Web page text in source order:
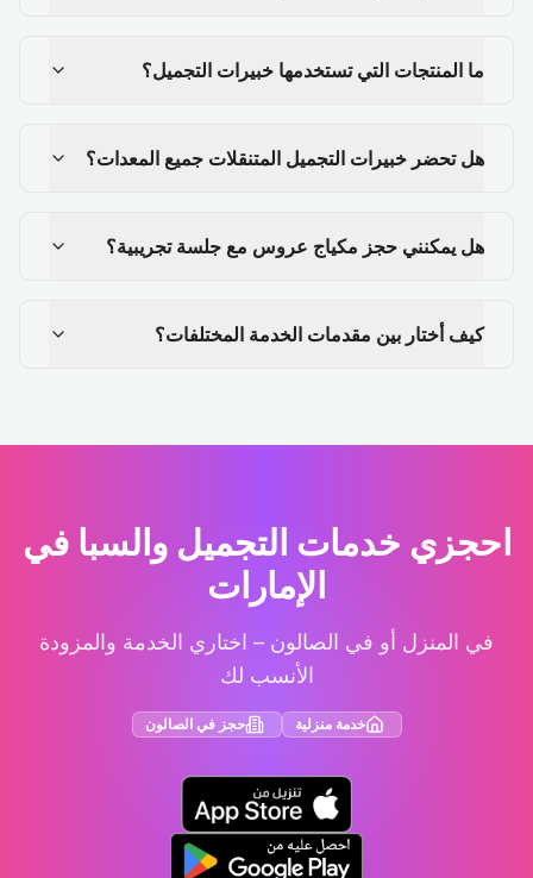
ما المنتجات التي تستخدمها خبيرات التجميل؟
هل تحضر خبيرات التجميل المتنقلات جميع المعدات؟
هل يمكنني حجز مكياج عروس مع جلسة تجريبية؟
كيف أختار بين مقدمات الخدمة المختلفات؟
احجزي خدمات التجميل والسبا في
الإمارات
في المنزل أو في الصالون – اختاري الخدمة والمزودة
الأنسب لك
خدمة منزلية حجز في الصالون